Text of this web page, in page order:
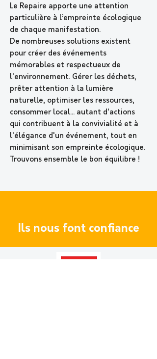
Le Repaire apporte une attention
particulière à l’empreinte écologique
de chaque manifestation.
De nombreuses solutions existent
pour créer des événements
mémorables et respectueux de
l'environnement. Gérer les déchets,
prêter attention à la lumière
naturelle, optimiser les ressources,
consommer local... autant d'actions
qui contribuent à la convivialité et à
l'élégance d'un événement, tout en
minimisant son empreinte écologique.
T rouvons ensemble le bon équilibre !
Ils nous font confiance